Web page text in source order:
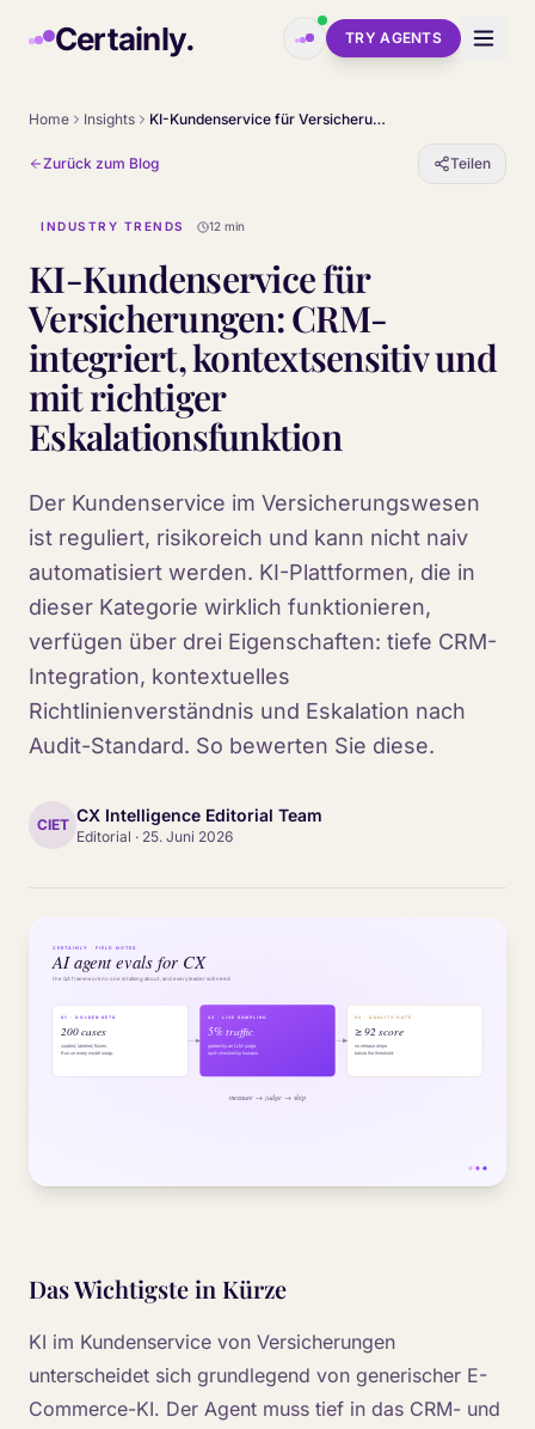
Certainly. TRY AGENTS
Home Insights KI-Kundenservice für Versicherungen: CRM-integriert, kontextsensitiv und mit richtiger Eskalationsfunktion
Zurück zum Blog Teilen
INDUSTRY TRENDS 12 min
KI-Kundenservice für
Versicherungen: CRM-
integriert, kontextsensitiv und
mit richtiger
Eskalationsfunktion
Der Kundenservice im Versicherungswesen
ist reguliert, risikoreich und kann nicht naiv
automatisiert werden. KI-Plattformen, die in
dieser Kategorie wirklich funktionieren,
verfügen über drei Eigenschaften: tiefe CRM-
Integration, kontextuelles
Richtlinienverständnis und Eskalation nach
Audit-Standard. So bewerten Sie diese.
CIET CX Intelligence Editorial Team
Editorial · 25. Juni 2026
Das Wichtigste in Kürze
KI im Kundenservice von Versicherungen
unterscheidet sich grundlegend von generischer E-
Commerce-KI. Der Agent muss tief in das CRM- und